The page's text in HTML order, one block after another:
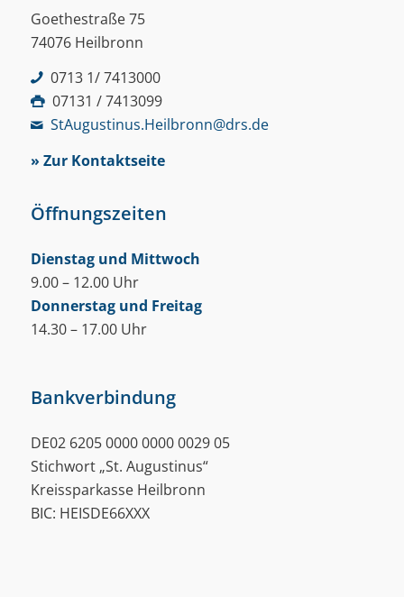
Goethestraße 75
74076 Heilbronn
0713 1/ 7413000
07131 / 7413099
StAugustinus.Heilbronn@drs.de
» Zur Kontaktseite
Öffnungszeiten
Dienstag und Mittwoch
9.00 – 12.00 Uhr
Donnerstag und Freitag
14.30 – 17.00 Uhr
Bankverbindung
DE02 6205 0000 0000 0029 05
Stichwort „St. Augustinus“
Kreissparkasse Heilbronn
BIC: HEISDE66XXX